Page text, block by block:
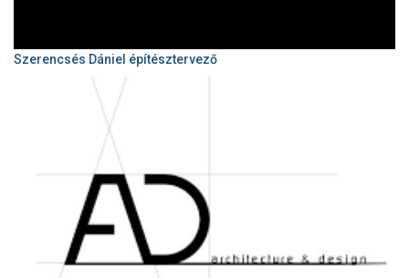
Szerencsés Dániel építésztervező